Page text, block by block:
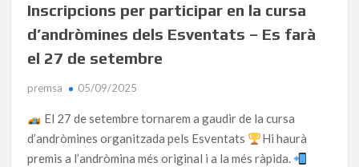
Inscripcions per participar en la cursa
d’andròmines dels Esventats – Es farà
el 27 de setembre
premsa 05/09/2025
El 27 de setembre tornarem a gaudir de la cursa
d’andròmines organitzada pels Esventats
Hi haurà
premis a l’andròmina més original i a la més ràpida.